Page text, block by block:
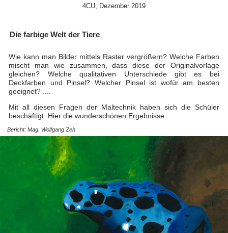
4CU, Dezember 2019
Die farbige Welt der Tiere
Wie kann man Bilder mittels Raster vergrößern? Welche Farben
mischt man wie zusammen, dass diese der Originalvorlage
gleichen? Welche qualitativen Unterschiede gibt es bei
Deckfarben und Pinsel? Welcher Pinsel ist wofür am besten
geeignet? ....
Mit all diesen Fragen der Maltechnik haben sich die Schüler
beschäftigt. Hier die wunderschönen Ergebnisse.
Bericht: Mag. Wolfgang Zeh